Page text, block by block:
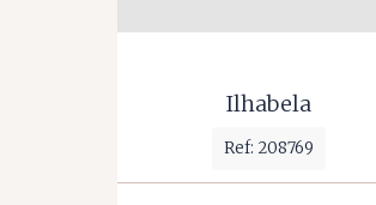
Ilhabela
Ref: 208769